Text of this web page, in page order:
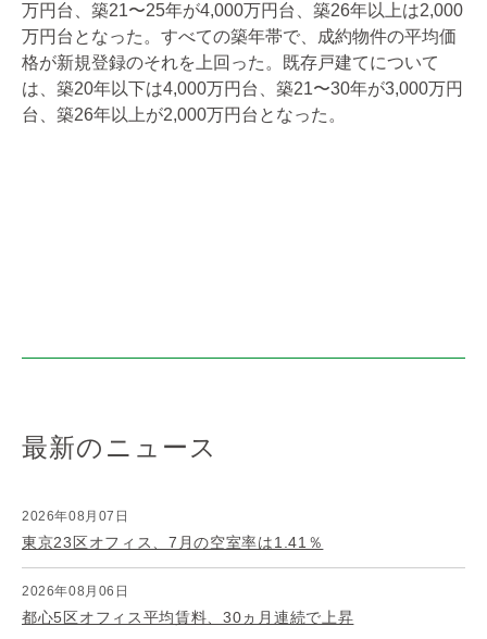
万円台、築21〜25年が4,000万円台、築26年以上は2,000
万円台となった。すべての築年帯で、成約物件の平均価
格が新規登録のそれを上回った。既存戸建てについて
は、築20年以下は4,000万円台、築21〜30年が3,000万円
台、築26年以上が2,000万円台となった。
最新のニュース
2026年08月07日
東京23区オフィス、7月の空室率は1.41％
2026年08月06日
都心5区オフィス平均賃料、30ヵ月連続で上昇